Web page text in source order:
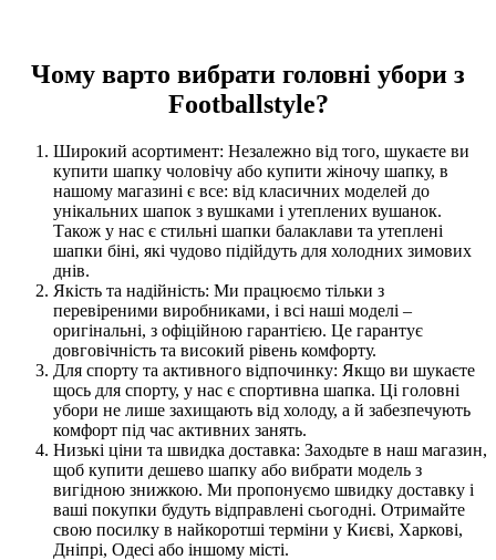
Чому варто вибрати головні убори з
Footballstyle?
Широкий асортимент: Незалежно від того, шукаєте ви
купити шапку чоловічу або купити жіночу шапку, в
нашому магазині є все: від класичних моделей до
унікальних шапок з вушками і утеплених вушанок.
Також у нас є стильні шапки балаклави та утеплені
шапки біні, які чудово підійдуть для холодних зимових
днів.
Якість та надійність: Ми працюємо тільки з
перевіреними виробниками, і всі наші моделі –
оригінальні, з офіційною гарантією. Це гарантує
довговічність та високий рівень комфорту.
Для спорту та активного відпочинку: Якщо ви шукаєте
щось для спорту, у нас є спортивна шапка. Ці головні
убори не лише захищають від холоду, а й забезпечують
комфорт під час активних занять.
Низькі ціни та швидка доставка: Заходьте в наш магазин,
щоб купити дешево шапку або вибрати модель з
вигідною знижкою. Ми пропонуємо швидку доставку і
ваші покупки будуть відправлені сьогодні. Отримайте
свою посилку в найкоротші терміни у Києві, Харкові,
Дніпрі, Одесі або іншому місті.